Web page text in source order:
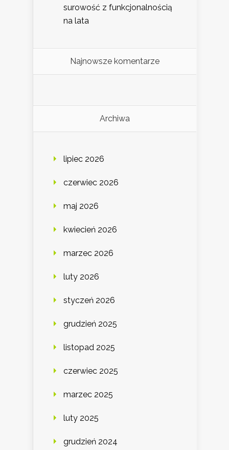
surowość z funkcjonalnością
na lata
Najnowsze komentarze
Archiwa
lipiec 2026
czerwiec 2026
maj 2026
kwiecień 2026
marzec 2026
luty 2026
styczeń 2026
grudzień 2025
listopad 2025
czerwiec 2025
marzec 2025
luty 2025
grudzień 2024